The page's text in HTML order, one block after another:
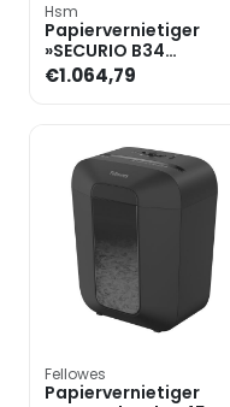
Hsm
Papiervernietiger
»SECURIO B34
4,5x30mm« snijdt
snippers tot 21 bladen
€1.064,79
Fellowes
Papiervernietiger